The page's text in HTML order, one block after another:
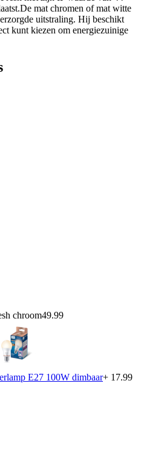
mat chromen of mat witte
uitstraling. Hij beschikt
kunt kiezen om energiezuinige
chroom49.99
E27 100W dimbaar+ 17.99